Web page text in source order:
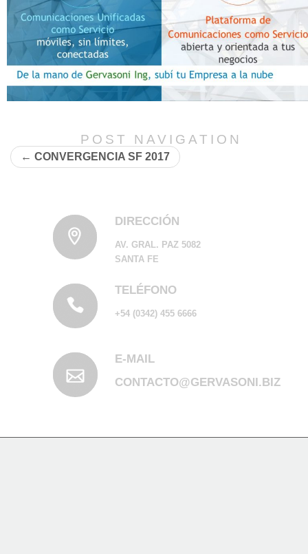
POST NAVIGATION
← CONVERGENCIA SF 2017
DIRECCIÓN
AV. GRAL. PAZ 5082
SANTA FE
TELÉFONO
+54 (0342) 455 6666
E-MAIL
CONTACTO@GERVASONI.BIZ